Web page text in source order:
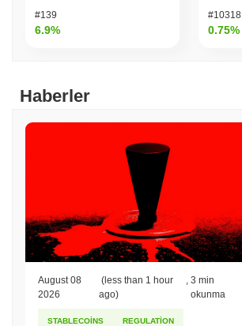
#139
6.9%
#10318
0.75%
Haberler
August 08
2026
(less than 1 hour
ago)
3 min
okunma
STABLECOINS REGULATION